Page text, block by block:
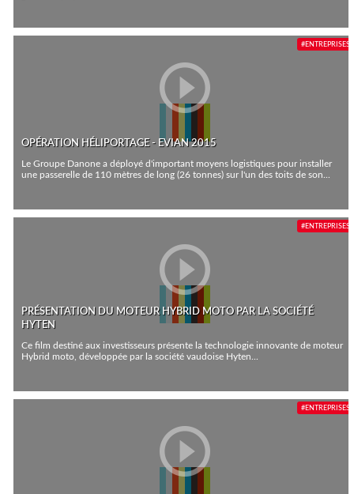
OPÉRATION HÉLIPORTAGE - EVIAN 2015
Le Groupe Danone a déployé d'important moyens logistiques pour installer
une passerelle de 110 mètres de long (26 tonnes) sur l'un des toits de son...
#ENTREPRISES
PRÉSENTATION DU MOTEUR HYBRID MOTO PAR LA SOCIÉTÉ
HYTEN
Ce film destiné aux investisseurs présente la technologie innovante de moteur
Hybrid moto, développée par la société vaudoise Hyten...
#ENTREPRISES
#ENTREPRISES